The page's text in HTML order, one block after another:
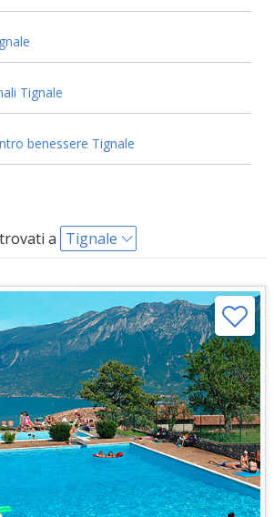
Tignale
benessere Tignale
a Tignale